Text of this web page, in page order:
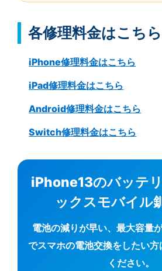
各修理料金はこちら
iPhone修理料金はこちら
iPad修理料金はこちら
Android修理料金はこちら
Switch修理料金はこちら
iPhone13のバッテ
ックスモバイル
電池の減りが早い、最大容量
でスマホの電池交換をしたい
ください。